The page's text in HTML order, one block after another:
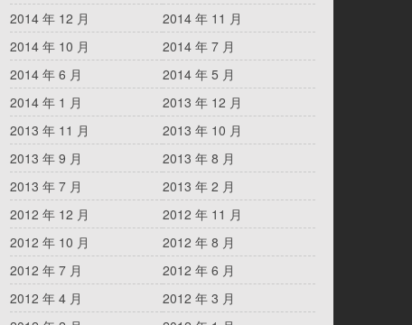
2014 年 12 月
2014 年 11 月
2014 年 10 月
2014 年 7 月
2014 年 6 月
2014 年 5 月
2014 年 1 月
2013 年 12 月
2013 年 11 月
2013 年 10 月
2013 年 9 月
2013 年 8 月
2013 年 7 月
2013 年 2 月
2012 年 12 月
2012 年 11 月
2012 年 10 月
2012 年 8 月
2012 年 7 月
2012 年 6 月
2012 年 4 月
2012 年 3 月